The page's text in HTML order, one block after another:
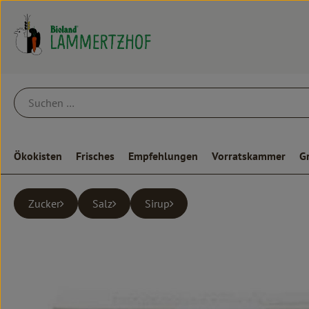
Ökokisten Frisches Empfehlungen Vorratskammer
Zucker Salz Sirup